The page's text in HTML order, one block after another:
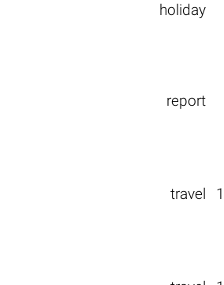
holiday
report
travel